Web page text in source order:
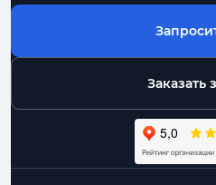
Заказать